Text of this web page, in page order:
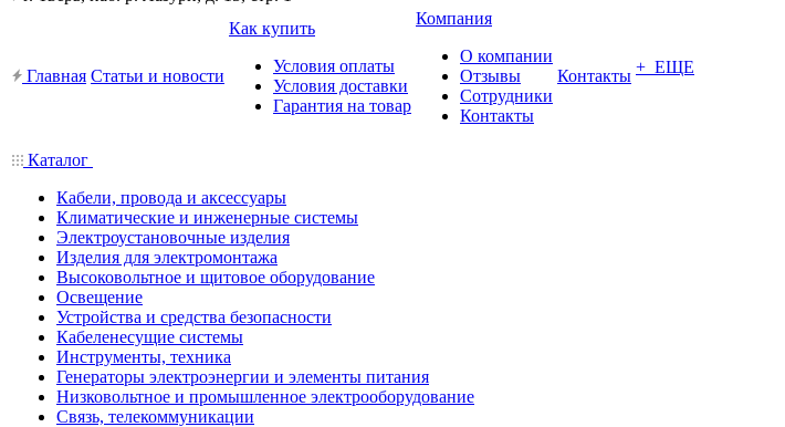
Главная Статьи и новости
Как купить
Условия оплаты
Условия доставки
Гарантия на товар
Компания
О компании
Отзывы
Сотрудники
Контакты
Контакты + ЕЩЕ
Каталог
Кабели, провода и аксессуары
Климатические и инженерные системы
Электроустановочные изделия
Изделия для электромонтажа
Высоковольтное и щитовое оборудование
Освещение
Устройства и средства безопасности
Кабеленесущие системы
Инструменты, техника
Генераторы электроэнергии и элементы питания
Низковольтное и промышленное электрооборудование
Связь, телекоммуникации